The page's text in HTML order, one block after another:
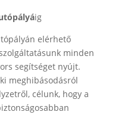
ig
elérhető
minden
segítséget nyújt.
meghibásodásról
célunk, hogy a